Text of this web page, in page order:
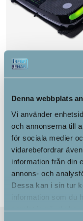
Denna webbplats
Vi använder
och annonserna till
för sociala medier
vidarebefordrar
information från din
annons- och
Dessa kan i sin tur
information som du
samlat in när du har
FitnessPlate-4D
9,399.00kr
Alternativ